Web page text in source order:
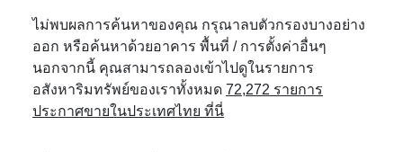
ไม่พบผลการค้นหาของคุณ กรุณาลบตัวกรองบางอย่าง
ออก หรือค้นหาด้วยอาคาร พื้นที่ / การตั้งค่าอื่นๆ
นอกจากนี้ คุณสามารถลองเข้าไปดูในรายการ
อสังหาริมทรัพย์ของเราทั้งหมด 72,272 รายการ
ประกาศขายในประเทศไทย ที่นี่